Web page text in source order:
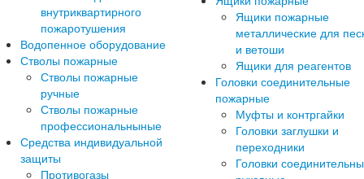
внутриквартирного
пожаротушения
Водопенное оборудование
Стволы пожарные
Стволы пожарные
ручные
Стволы пожарные
профессиональныные
Средства индивидуальной
защиты
Противогазы
Ящики пожарные
металлические для
и ветоши
Ящики для реагентов
Головки соединительные
пожарные
Муфты и контргайки
Головки заглушки и
переходники
Головки